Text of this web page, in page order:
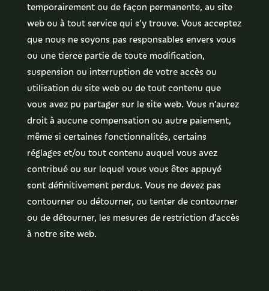
temporairement ou de façon permanente, au site
web ou à tout service qui s’y trouve. Vous acceptez
que nous ne soyons pas responsables envers vous
ou une tierce partie de toute modification,
suspension ou interruption de votre accès ou
utilisation du site web ou de tout contenu que
vous avez pu partager sur le site web. Vous n’aurez
droit à aucune compensation ou autre paiement,
même si certaines fonctionnalités, certains
réglages et/ou tout contenu auquel vous avez
contribué ou sur lequel vous vous êtes appuyé
sont définitivement perdus. Vous ne devez pas
contourner ou détourner, ou tenter de contourner
ou de détourner, les mesures de restriction d’accès
à notre site web.